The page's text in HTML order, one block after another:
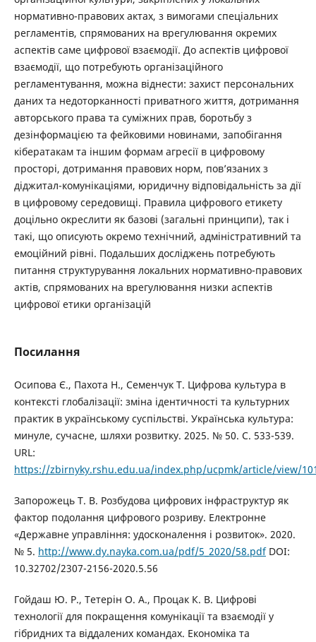
нормативно-правових актах, з вимогами спеціальних
регламентів, спрямованих на врегулювання окремих
аспектів саме цифрової взаємодії. До аспектів цифрової
взаємодії, що потребують організаційного
регламентування, можна віднести: захист персональних
даних та недоторканності приватного життя, дотримання
авторського права та суміжних прав, боротьбу з
дезінформацією та фейковими новинами, запобігання
кібератакам та іншим формам агресії в цифровому
просторі, дотримання правових норм, пов’язаних з
діджитал-комунікаціями, юридичну відповідальність за дії
в цифровому середовищі. Правила цифрового етикету
доцільно окреслити як базові (загальні принципи), так і
такі, що описують окремо технічний, адміністративний та
емоційний рівні. Подальших досліджень потребують
питання структурування локальних нормативно-правових
актів, спрямованих на врегулювання низки аспектів
цифрової етики організацій
Посилання
Осипова Є., Пахота Н., Семенчук Т. Цифрова культура в
контексті глобалізації: зміна ідентичності та культурних
практик в українському суспільстві. Українська культура:
минуле, сучасне, шляхи розвитку. 2025. № 50. С. 533-539.
URL:
https://zbirnyky.rshu.edu.ua/index.php/ucpmk/article/view/
Запорожець Т. В. Розбудова цифрових інфраструктур як
фактор подолання цифрового розриву. Електронне
«Державне управління: удосконалення і розвиток». 2020.
№ 5. http://www.dy.nayka.com.ua/pdf/5_2020/58.pdfDOI:
10.32702/2307-2156-2020.5.56
Гойдаш Ю. Р., Тетерін О. А., Процак К. В. Цифрові
технології для покращення комунікації та взаємодії у
гібридних та віддалених командах. Економіка та